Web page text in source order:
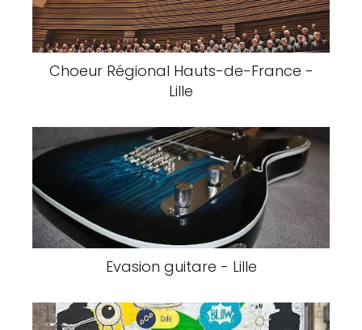
Choeur Régional Hauts-de-France -
Lille
Evasion guitare - Lille